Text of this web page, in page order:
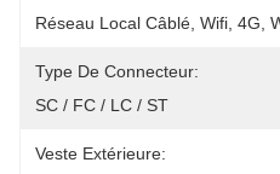
Réseau Local Câblé, Wifi, 4G,
Type De Connecteur:
SC / FC / LC / ST
Veste Extérieure: